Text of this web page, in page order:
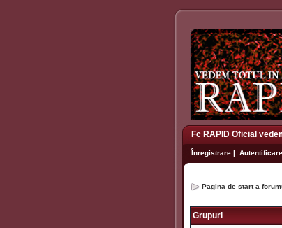
Fc RAPID Oficial
Înregistrare | Autentificare
Pagina de start a
Grupuri